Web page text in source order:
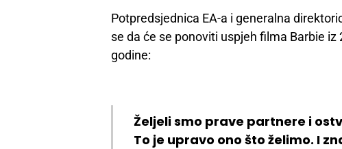
Potpredsjednica EA-a i generalna
se da će se ponoviti uspjeh filma Barbie
godine:
Željeli smo prave partnere i
To je upravo ono što želimo. I